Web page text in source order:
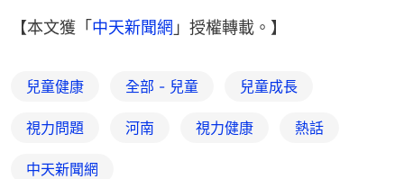
【本文獲「中天新聞網 」授權轉載。】
兒童健康 全部 - 兒童 兒童成長
視力問題 河南 視力健康 熱話
中天新聞網